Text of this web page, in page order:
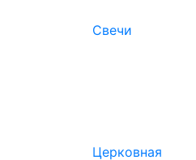
Свечи
Церковная